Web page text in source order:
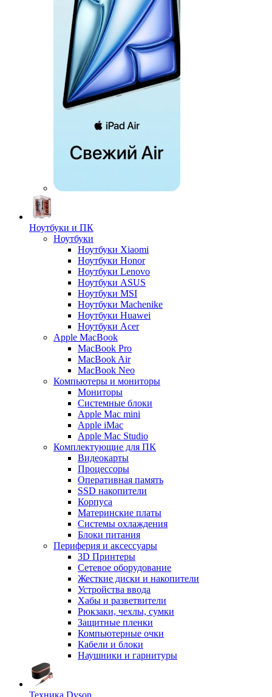
Ноутбуки и ПК
Ноутбуки
Ноутбуки Xiaomi
Ноутбуки Honor
Ноутбуки Lenovo
Ноутбуки ASUS
Ноутбуки MSI
Ноутбуки Machenike
Ноутбуки Huawei
Ноутбуки Acer
Apple MacBook
MacBook Pro
MacBook Air
MacBook Neo
Компьютеры и мониторы
Мониторы
Системные блоки
Apple Mac mini
Apple iMac
Apple Mac Studio
Комплектующие для ПК
Видеокарты
Процессоры
Оперативная память
SSD накопители
Корпуса
Материнские платы
Системы охлаждения
Блоки питания
Периферия и аксессуары
3D Принтеры
Сетевое оборудование
Жесткие диски и накопители
Устройства ввода
Хабы и разветвители
Рюкзаки, чехлы, сумки
Защитные пленки
Компьютерные очки
Кабели и блоки
Наушники и гарнитуры
Техника Dyson